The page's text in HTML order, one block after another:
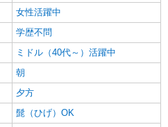
女性活躍中
学歴不問
ミドル（40代～）活躍中
朝
夕方
髭（ひげ）OK